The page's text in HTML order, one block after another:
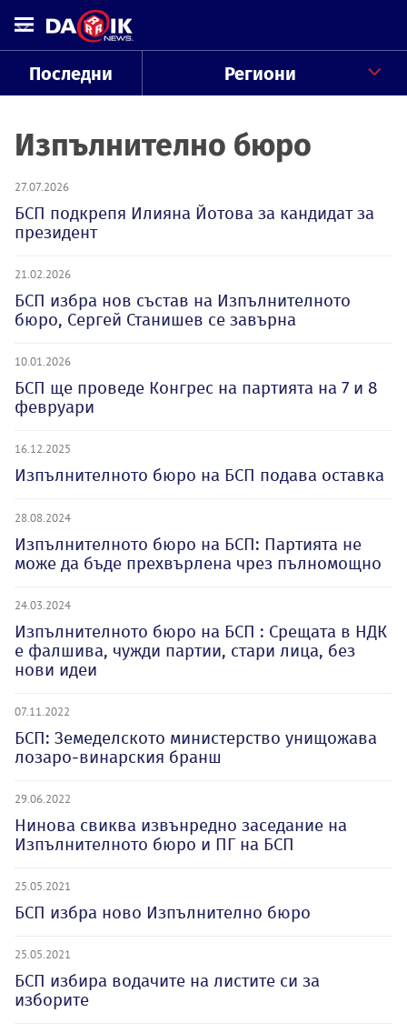
Последни Региони
Изпълнително бюро
27.07.2026
БСП подкрепя Илияна Йотова за кандидат за
президент
21.02.2026
БСП избра нов състав на Изпълнителното
бюро, Сергей Станишев се завърна
10.01.2026
БСП ще проведе Конгрес на партията на 7 и 8
февруари
16.12.2025
Изпълнителното бюро на БСП подава оставка
28.08.2024
Изпълнителното бюро на БСП: Партията не
може да бъде прехвърлена чрез пълномощно
24.03.2024
Изпълнителното бюро на БСП : Срещата в НДК
е фалшива, чужди партии, стари лица, без
нови идеи
07.11.2022
БСП: Земеделското министерство унищожава
лозаро-винарския бранш
29.06.2022
Нинова свиква извънредно заседание на
Изпълнителното бюро и ПГ на БСП
25.05.2021
БСП избра ново Изпълнително бюро
25.05.2021
БСП избира водачите на листите си за
изборите